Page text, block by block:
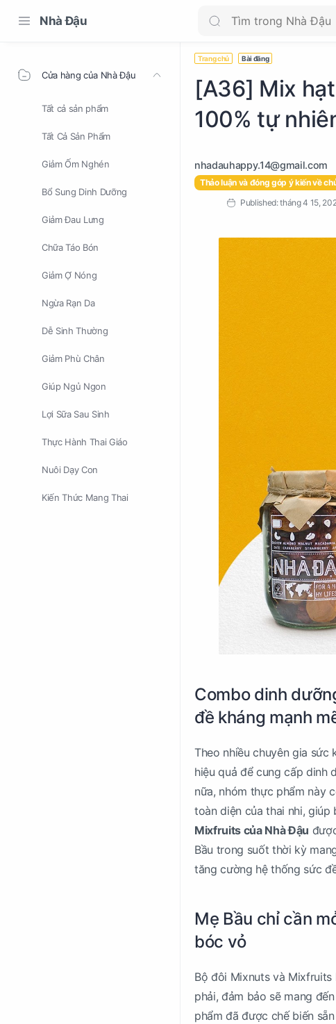
Nhà Đậu
Cửa hàng của Nhà Đậu
Tất cả sản phẩm
Tất Cả Sản Phẩm
Giảm Ốm Nghén
Bổ Sung Dinh Dưỡng
Giảm Đau Lưng
Chữa Táo Bón
Giảm Ợ Nóng
Ngừa Rạn Da
Dễ Sinh Thường
Giảm Phù Chân
Giúp Ngủ Ngon
Lợi Sữa Sau Sinh
Thực Hành Thai Giáo
Nuôi Dạy Con
Kiến Thức Mang Thai
Trang chủ Bài đăng
[A36] Mix
100% tự
Thảo luận và đóng góp ý kiến về
Combo dinh
đề kháng mạnh
Theo nhiều chuyên gia
hiệu quả để cung cấp dinh
nữa, nhóm thực phẩm này
toàn diện của thai nhi,
Mixfruits của Nhà Đậu
Bầu trong suốt thời kỳ
tăng cường hệ thống sức
Mẹ Bầu chỉ cần
bóc vỏ
Bộ đôi Mixnuts và
phải, đảm bảo sẽ mang
phẩm đã được chế biến